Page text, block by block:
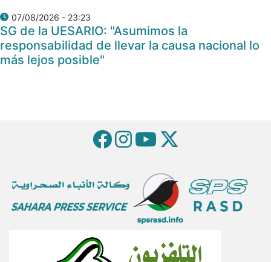
07/08/2026 - 23:23
SG de la UESARIO: "Asumimos la
responsabilidad de llevar la causa nacional lo
más lejos posible"